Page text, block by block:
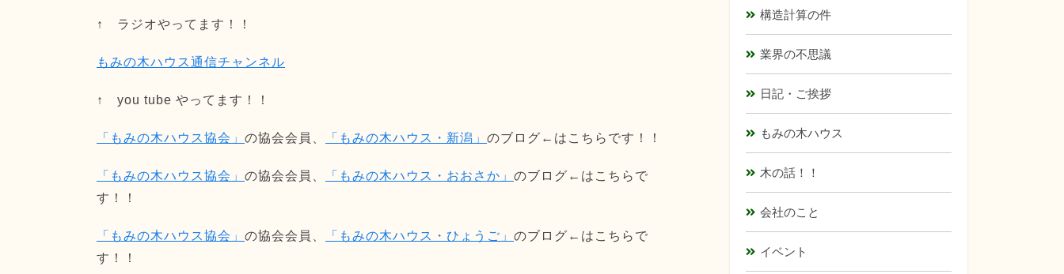
↑ ラジオやってます！！
もみの木ハウス通信チャンネル
↑ you tube やってます！！
「もみの木ハウス協会」 の協会会員、 「もみの木ハウス・新潟」 のブログ←はこちらです！！
「もみの木ハウス協会」 の協会会員、 「もみの木ハウス・おおさか」 のブログ←はこちらで
す！！
「もみの木ハウス協会」 の協会会員、 「もみの木ハウス・ひょうご」 のブログ←はこちらで
す！！
構造計算の件
業界の不思議
日記・ご挨拶
もみの木ハウス
木の話！！
会社のこと
イベント